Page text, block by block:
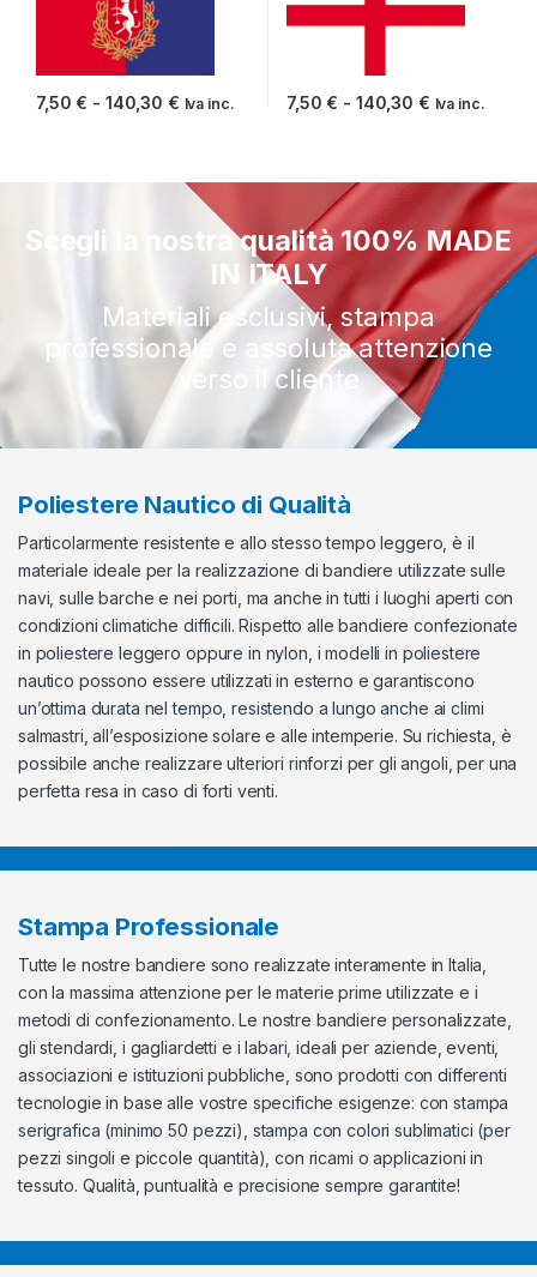
7,50 € - 140,30 €Fascia di prezzo: da 7,50 € a 140,30 €
Iva inc. 7,50 € - 140,30 €Fascia di
Iva inc.
Scegli la nostra qualità 100% MADE
IN ITALY
Materiali esclusivi, stampa
professionale e assoluta attenzione
verso il cliente
Poliestere Nautico di Qualità
Particolarmente resistente e allo stesso tempo leggero, è il
materiale ideale per la realizzazione di bandiere utilizzate sulle
navi, sulle barche e nei porti, ma anche in tutti i luoghi aperti con
condizioni climatiche difficili. Rispetto alle bandiere confezionate
in poliestere leggero oppure in nylon, i modelli in poliestere
nautico possono essere utilizzati in esterno e garantiscono
un’ottima durata nel tempo, resistendo a lungo anche ai climi
salmastri, all’esposizione solare e alle intemperie. Su richiesta, è
possibile anche realizzare ulteriori rinforzi per gli angoli, per una
perfetta resa in caso di forti venti.
Stampa Professionale
Tutte le nostre bandiere sono realizzate interamente in Italia,
con la massima attenzione per le materie prime utilizzate e i
metodi di confezionamento. Le nostre bandiere personalizzate,
gli stendardi, i gagliardetti e i labari, ideali per aziende, eventi,
associazioni e istituzioni pubbliche, sono prodotti con differenti
tecnologie in base alle vostre specifiche esigenze: con stampa
serigrafica (minimo 50 pezzi), stampa con colori sublimatici (per
pezzi singoli e piccole quantità), con ricami o applicazioni in
tessuto. Qualità, puntualità e precisione sempre garantite!